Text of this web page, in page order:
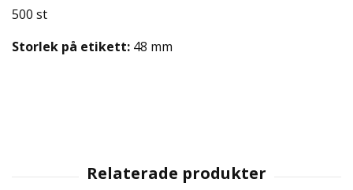
500 st
Storlek på etikett: 48 mm